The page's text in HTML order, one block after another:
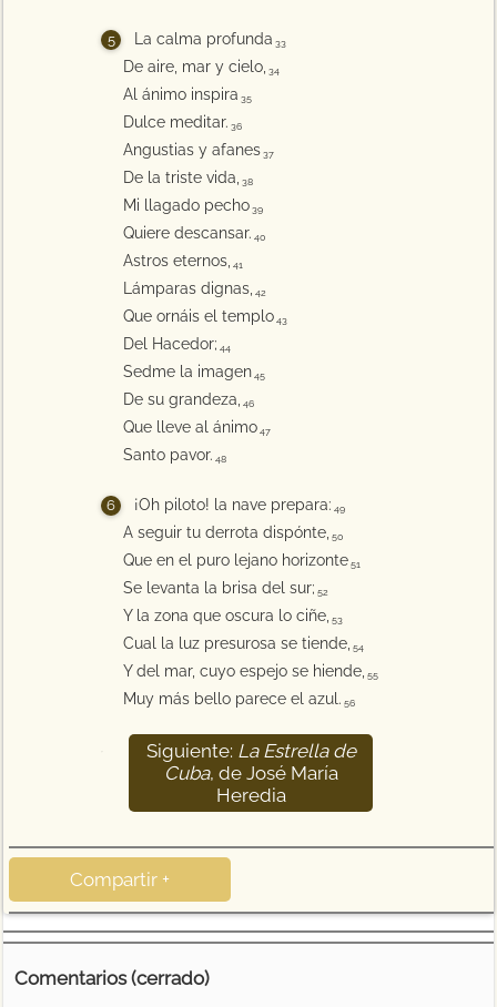
La calma profunda 33
De aire, mar y cielo, 34
Al ánimo inspira 35
Dulce meditar. 36
Angustias y afanes 37
De la triste vida, 38
Mi llagado pecho 39
Quiere descansar. 40
Astros eternos, 41
Lámparas dignas, 42
Que ornáis el templo 43
Del Hacedor; 44
Sedme la imagen 45
De su grandeza, 46
Que lleve al ánimo 47
Santo pavor. 48
¡Oh piloto! la nave prepara: 49
A seguir tu derrota dispónte, 50
Que en el puro lejano horizonte 51
Se levanta la brisa del sur; 52
Y la zona que oscura lo ciñe, 53
Cual la luz presurosa se tiende, 54
Y del mar, cuyo espejo se hiende, 55
Muy más bello parece el azul. 56
Siguiente: La Estrella de
Cuba, de José María
Heredia
Compartir +
Comentarios (cerrado)